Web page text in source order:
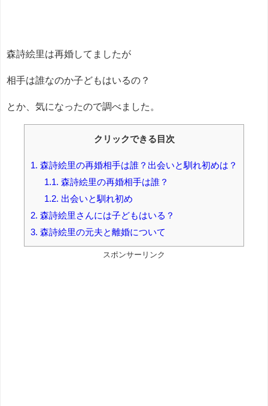
森詩絵里は再婚してましたが
相手は誰なのか子どもはいるの？
とか、気になったので調べました。
クリックできる目次
1.
森詩絵里の再婚相手は誰？出会いと馴れ初めは？
1.1.
森詩絵里の再婚相手は誰？
1.2. 出会いと馴れ初め
2. 森詩絵里さんには子どもはいる？
3. 森詩絵里の元夫と離婚について
スポンサーリンク